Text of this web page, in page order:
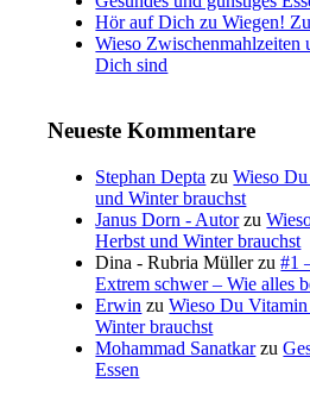
Hör auf Dich zu Wiegen!
Wieso Zwischenmahlzeiten
Dich sind
Neueste Kommentare
Stephan Depta zuWieso
und Winter brauchst
Janus Dorn - Autorzu
Herbst und Winter brauchst
Dina - Rubria Müllerzu#1
Extrem schwer – Wie alles
Erwin zuWieso Du
Winter brauchst
Mohammad Sanatkarzu
Essen